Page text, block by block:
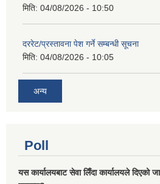
मिति: 04/08/2026 - 10:50
दररेट/प्रस्तावना पेश गर्ने सम्बन्धी सूचना
मिति: 04/08/2026 - 10:05
अन्य
Poll
यस कार्यालयबाट सेवा लिँदा कार्यालयले दिएको